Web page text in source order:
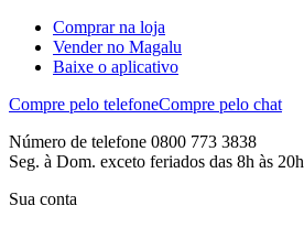
Comprar na loja
Vender no Magalu
Baixe o aplicativo
Compre pelo telefoneCompre pelo chat
Número de telefone 0800 773 3838
Seg. à Dom. exceto feriados das 8h às 20h
Sua conta